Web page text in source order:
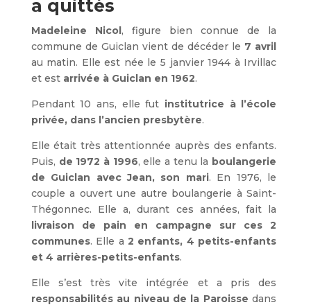
a quittés
Madeleine Nicol, figure bien connue de la
commune de Guiclan vient de décéder le 7 avril
au matin. Elle est née le 5 janvier 1944 à Irvillac
et est arrivée à Guiclan en 1962.
Pendant 10 ans, elle fut institutrice à l’école
privée, dans l’ancien presbytère.
Elle était très attentionnée auprès des enfants.
Puis, de 1972 à 1996, elle a tenu la boulangerie
de Guiclan avec Jean, son mari. En 1976, le
couple a ouvert une autre boulangerie à Saint-
Thégonnec. Elle a, durant ces années, fait la
livraison de pain en campagne sur ces 2
communes. Elle a 2 enfants, 4 petits-enfants
et 4 arrières-petits-enfants.
Elle s’est très vite intégrée et a pris des
responsabilités au niveau de la Paroisse dans